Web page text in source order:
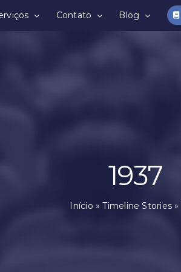
Contato Blog
1937
Início »Timeline Stories »